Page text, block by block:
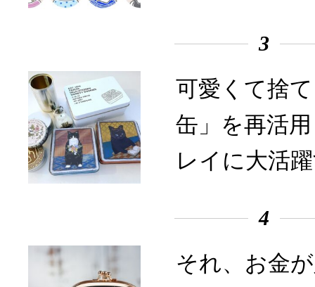
3
可愛くて捨
缶」を再活
レイに大活
4
それ、お金